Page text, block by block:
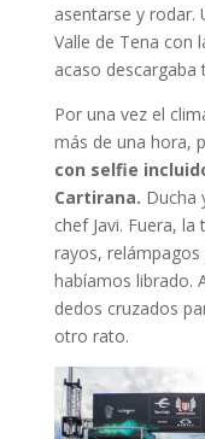
asentarse y rodar.
Valle de Tena con
acaso descargaba
Por una vez el
más de una hora,
con selfie
Cartirana. Ducha
chef Javi. Fuera,
rayos,
habíamos librado.
dedos cruzados
otro rato.